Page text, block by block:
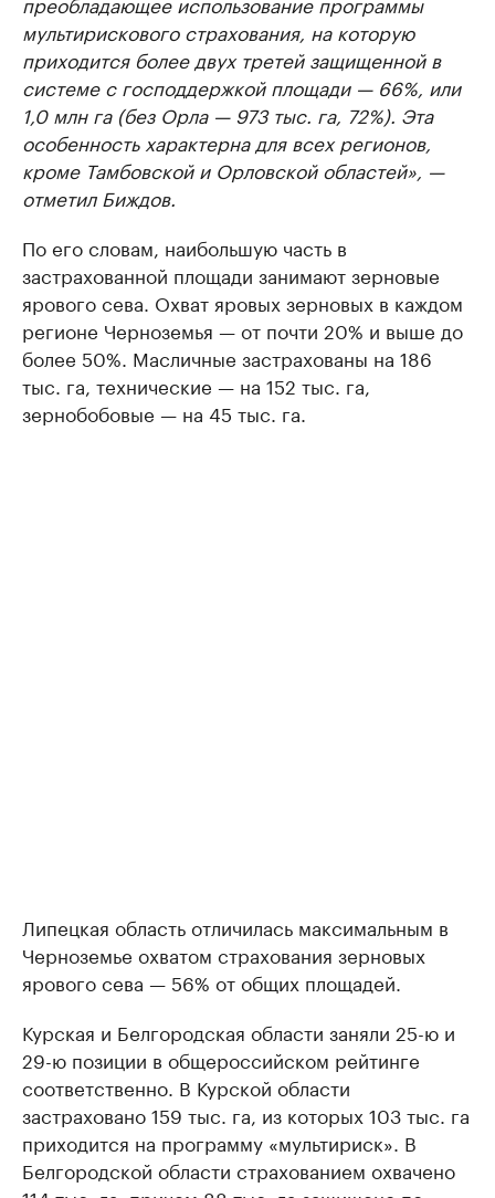
мультирискового страхования, на которую
приходится более двух третей защищенной в
системе с господдержкой площади — 66%, или
1,0 млн га (без Орла — 973 тыс. га, 72%). Эта
особенность характерна для всех регионов,
кроме Тамбовской и Орловской областей», —
отметил Биждов.
По его словам, наибольшую часть в
застрахованной площади занимают зерновые
ярового сева. Охват яровых зерновых в каждом
регионе Черноземья — от почти 20% и выше до
более 50%. Масличные застрахованы на 186
тыс. га, технические — на 152 тыс. га,
зернобобовые — на 45 тыс. га.
Липецкая область отличилась максимальным в
Черноземье охватом страхования зерновых
ярового сева — 56% от общих площадей.
Курская и Белгородская области заняли 25-ю и
29-ю позиции в общероссийском рейтинге
соответственно. В Курской области
застраховано 159 тыс. га, из которых 103 тыс. га
приходится на программу «мультириск». В
Белгородской области страхованием охвачено